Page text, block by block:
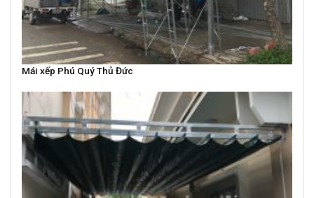
Mái xếp Phú Quý Thủ Đức